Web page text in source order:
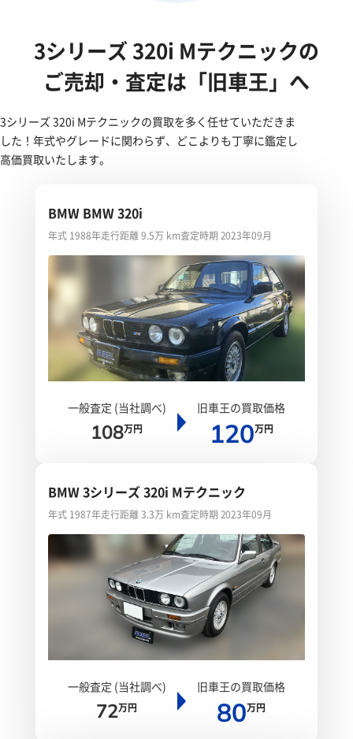
3シリーズ 320i Mテクニックの
ご売却・査定は「旧車王」へ
3シリーズ 320i Mテクニックの買取を多く任せていただきま
した！年式やグレードに関わらず、どこよりも丁寧に鑑定し
高価買取いたします。
BMW BMW 320i
年式 1988年走行距離 9.5万 km査定時期 2023年09月
一般査定 (当社調べ)
108万円
旧車王の買取価格
120万円
BMW 3シリーズ 320i Mテクニック
年式 1987年走行距離 3.3万 km査定時期 2023年09月
一般査定 (当社調べ)
72万円
旧車王の買取価格
80万円